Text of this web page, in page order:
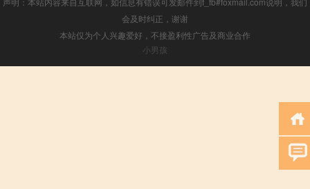
会及时纠正，谢谢
本站仅为个人兴趣爱好，不接盈利性广告及商业合作
小男孩